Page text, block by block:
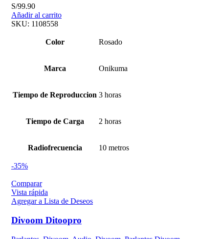
S/99.90
Añadir al carrito
SKU: 1108558
Color Rosado
Marca Onikuma
Tiempo de Reproduccion 3 horas
Tiempo de Carga 2 horas
Radiofrecuencia 10 metros
-35%
Comparar
Vista rápida
Agregar a Lista de Deseos
Divoom Ditoopro